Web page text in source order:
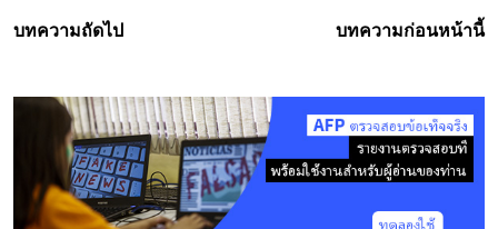
บทความถัดไป บทความก่อนหน้านี้